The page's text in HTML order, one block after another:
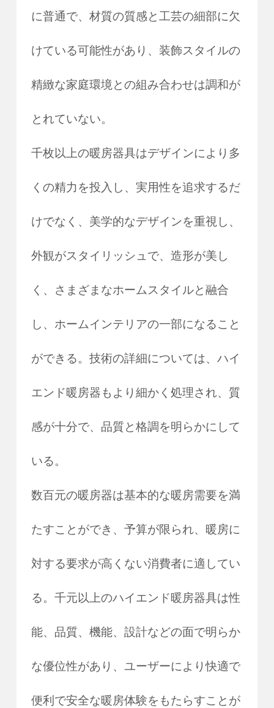
に普通で、材質の質感と工芸の細部に欠
けている可能性があり、装飾スタイルの
精緻な家庭環境との組み合わせは調和が
とれていない。
千枚以上の暖房器具はデザインにより多
くの精力を投入し、実用性を追求するだ
けでなく、美学的なデザインを重視し、
外観がスタイリッシュで、造形が美し
く、さまざまなホームスタイルと融合
し、ホームインテリアの一部になること
ができる。技術の詳細については、ハイ
エンド暖房器もより細かく処理され、質
感が十分で、品質と格調を明らかにして
いる。
数百元の暖房器は基本的な暖房需要を満
たすことができ、予算が限られ、暖房に
対する要求が高くない消費者に適してい
る。千元以上のハイエンド暖房器具は性
能、品質、機能、設計などの面で明らか
な優位性があり、ユーザーにより快適で
便利で安全な暖房体験をもたらすことが